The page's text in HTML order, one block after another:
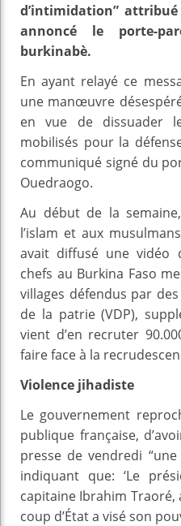
d’intimidation”
annoncé le porte-
burkinabè.
En ayant relayé ce
une manœuvre
en vue de dissuader
mobilisés pour la
communiqué signé du
Ouedraogo.
Au début de la
l’islam et aux
avait diffusé une vidéo
chefs au Burkina Faso
villages défendus par
de la patrie (VDP),
vient d’en recruter
faire face à la
Violence jihadiste
Le gouvernement
publique française,
presse de vendredi
indiquant que: ‘Le
capitaine Ibrahim Traoré,
coup d’État a visé son